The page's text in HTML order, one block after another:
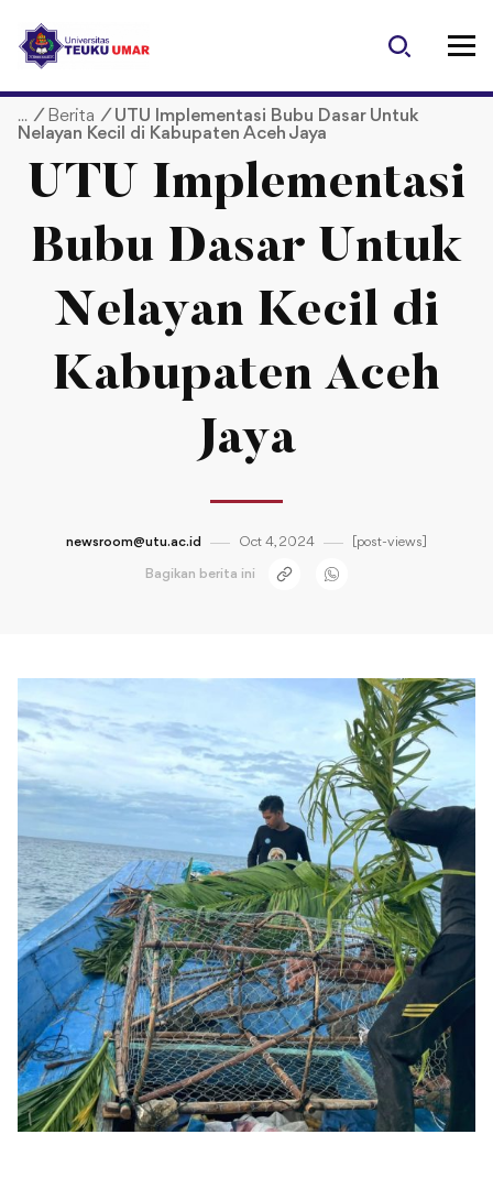
p
/ Berita / UTU Implementasi Bubu Dasar Untuk
Nelayan Kecil di Kabupaten Aceh Jaya
UTU Implementasi
Bubu Dasar Untuk
Nelayan Kecil di
Kabupaten Aceh
Jaya
newsroom@utu.ac.id Oct 4, 2024 [post-views]
Bagikan berita ini